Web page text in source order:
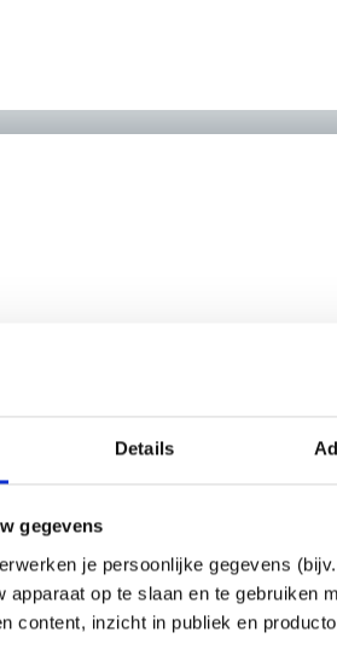
Details
gegevens
je persoonlijke gegevens
apparaat op te slaan en te gebruiken
content, inzicht in publiek en
ook moge schrijve, een of ander vreemd
een geniale taal met geweldige woorden